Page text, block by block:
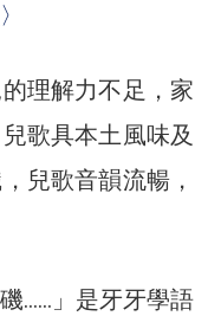
理解力不足，家
歌具本土風味及
兒歌音韻流暢，
……」是牙牙學語